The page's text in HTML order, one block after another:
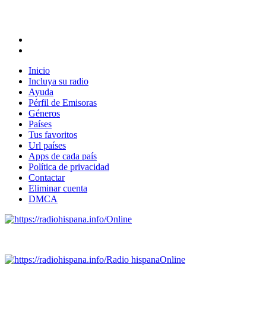
Inicio
Incluya su radio
Ayuda
Pérfil de Emisoras
Géneros
Países
Tus favoritos
Url países
Apps de cada país
Política de privacidad
Contactar
Eliminar cuenta
DMCA
Online
Radio hispanaOnline